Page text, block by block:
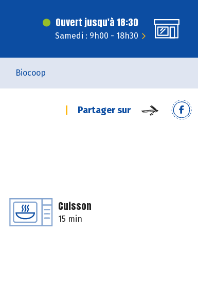
Ouvert jusqu'à 18:30
Samedi : 9h00 - 18h30
Biocoop
Partager sur
Cuisson
15 min